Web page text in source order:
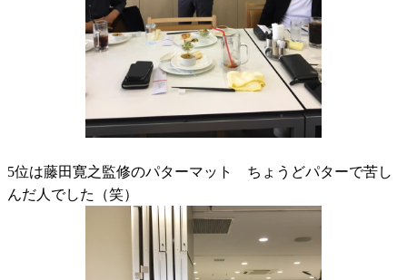
5位は藤田寛之監修のパターマット ちょうどパターで苦し
んだ人でした（笑）